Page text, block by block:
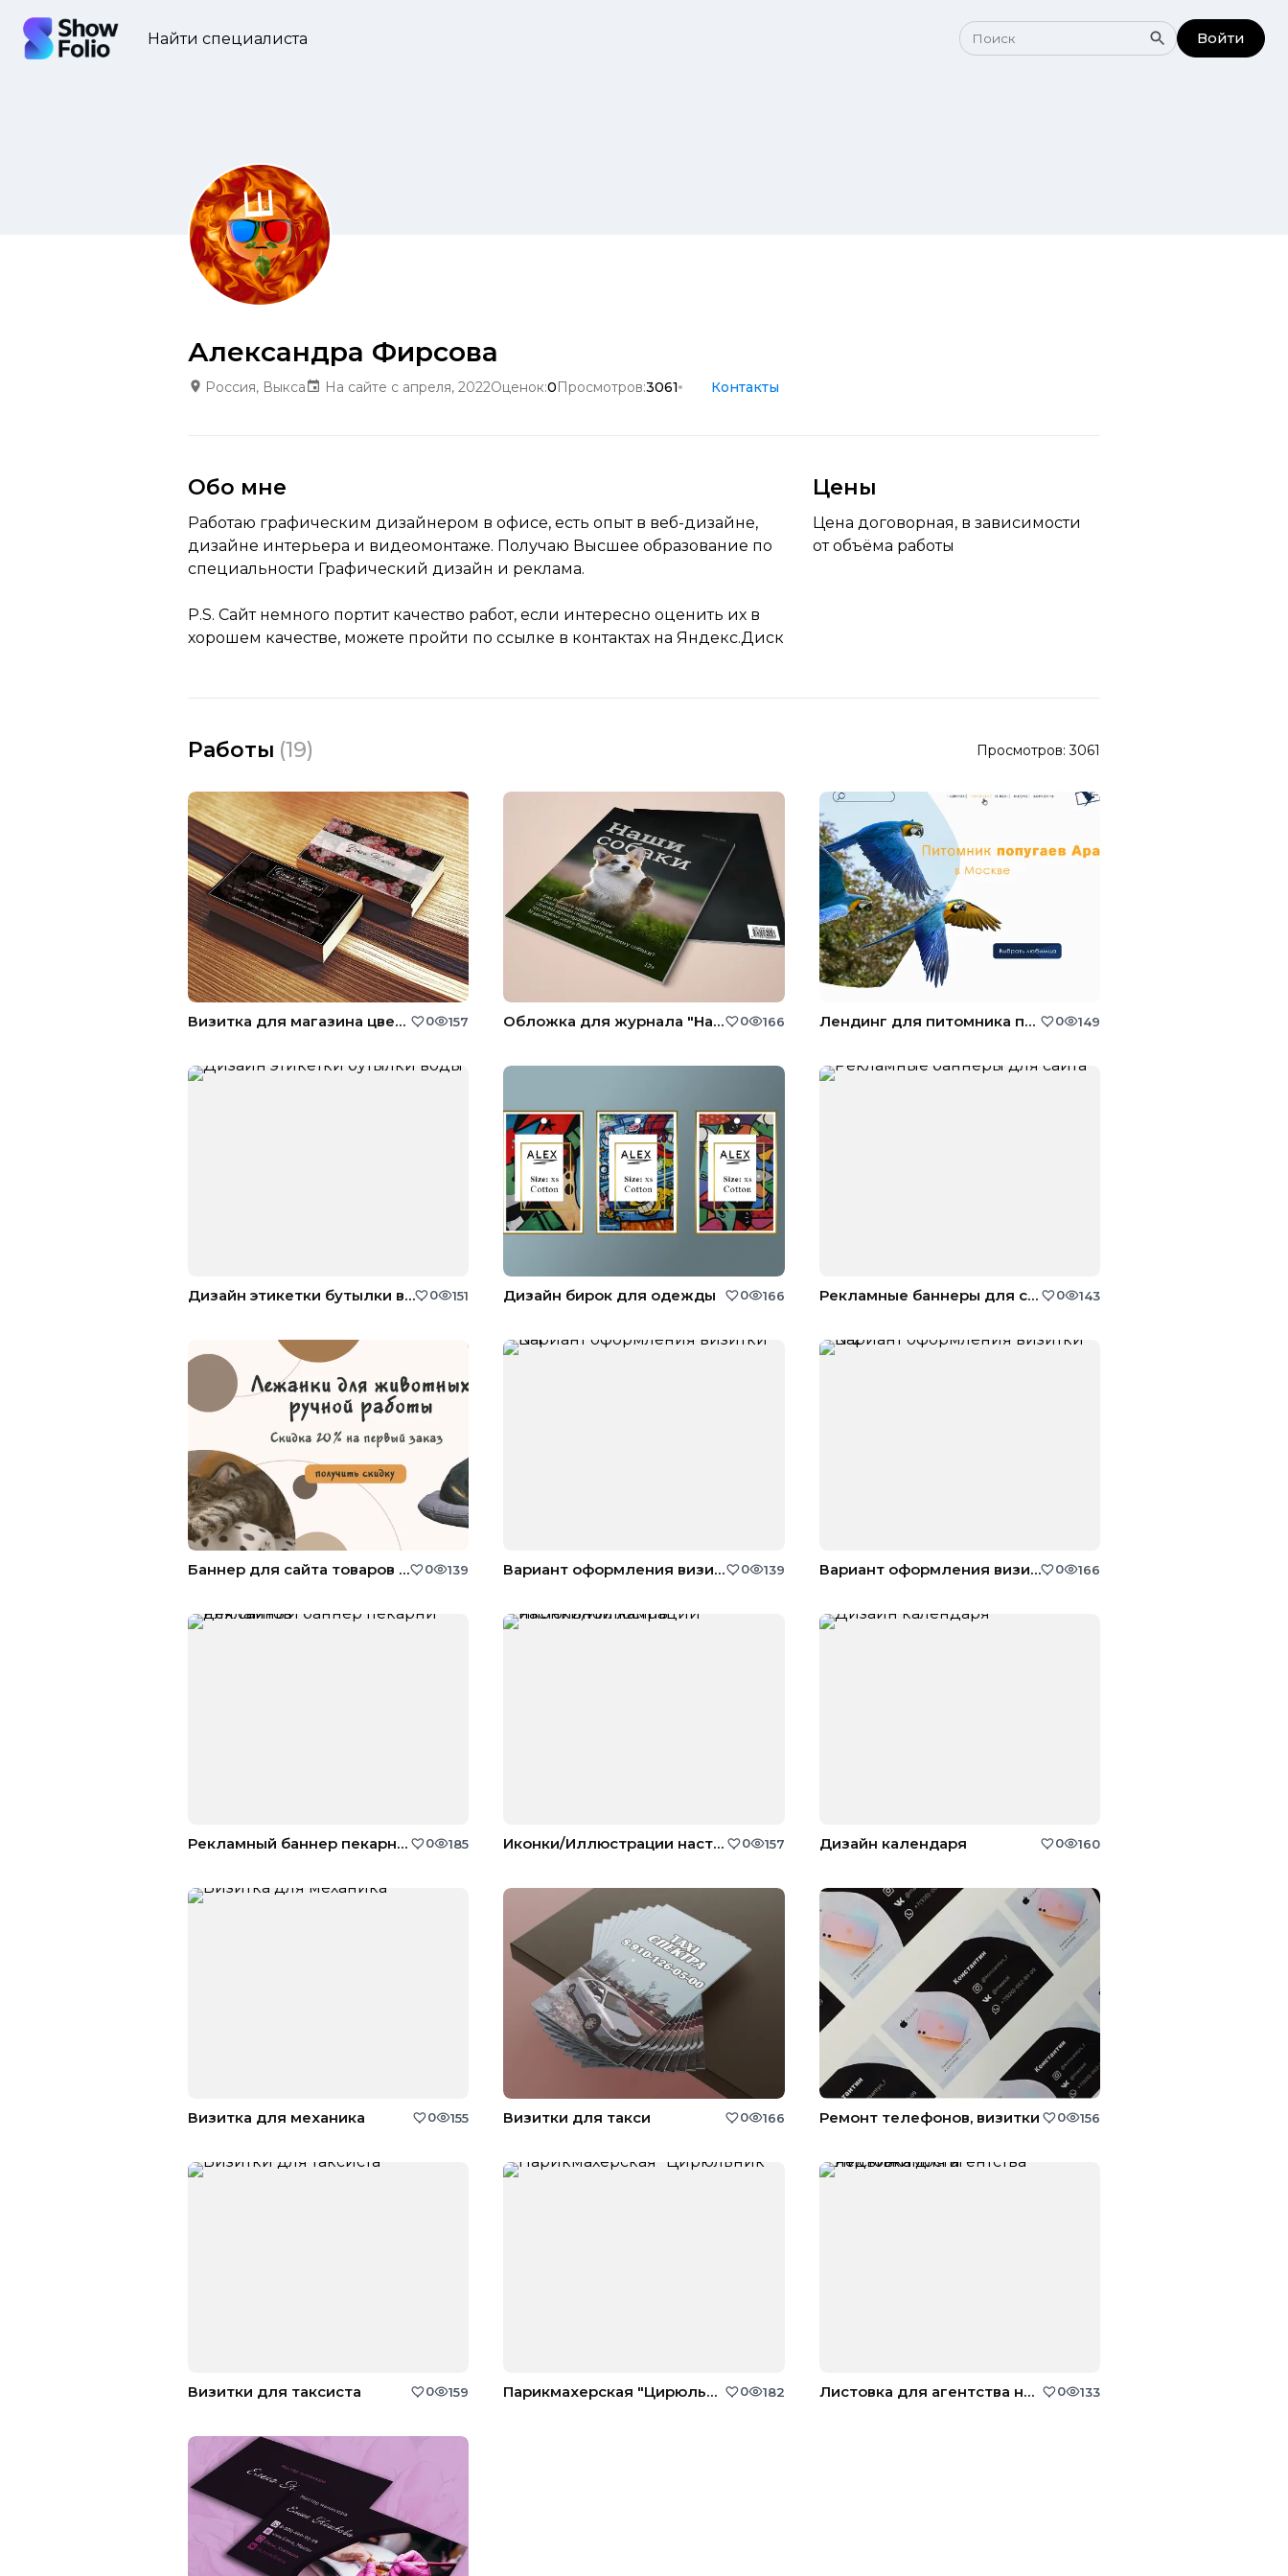
Найти специалиста Войти
Александра Фирсова
Россия, Выкса На сайте с апреля, 2022Оценок:0Просмотров:3061 Контакты
Обо мне
Работаю графическим дизайнером в офисе, есть опыт в веб-дизайне,
дизайне интерьера и видеомонтаже. Получаю Высшее образование по
специальности Графический дизайн и реклама.
P.S. Сайт немного портит качество работ, если интересно оценить их в
хорошем качестве, можете пройти по ссылке в контактах на Яндекс.Диск
Цены
Цена договорная, в зависимости
от объёма работы
Работы (19) Просмотров: 3061
Визитка для магазина цветов 0 157 Обложка для журнала "Наши собаки" 0 166 Лендинг для питомника попугаев 0 149
Дизайн этикетки бутылки воды 0 151 Дизайн бирок для одежды 0 166 Рекламные баннеры для сайта 0 143
Баннер для сайта товаров для животных 0 139 Вариант оформления визитки №1 0 139 Вариант оформления визитки №2 0 166
Рекламный баннер пекарни для сайтов 0 185 Иконки/Иллюстрации настольной лампы 0 157 Дизайн календаря 0 160
Визитка для механика 0 155 Визитки для такси 0 166 Ремонт телефонов, визитки 0 156
Визитки для таксиста 0 159 Парикмахерская "Цирюльник" 0 182 Листовка для агентства недвижимости 0 133